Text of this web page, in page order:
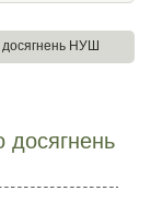
досягнень НУШ
досягнень